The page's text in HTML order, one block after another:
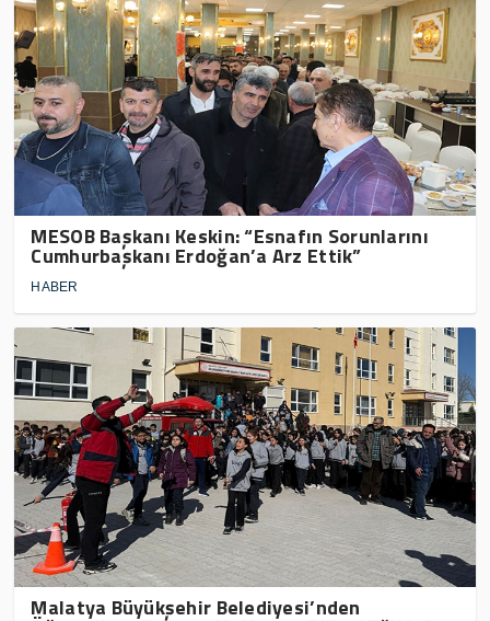
MESOB Başkanı Keskin: “Esnafın Sorunlarını
Cumhurbaşkanı Erdoğan’a Arz Ettik”
HABER
Malatya Büyükşehir Belediyesi’nden